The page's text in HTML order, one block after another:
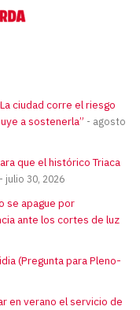
ciudad corre el riesgo
a sostenerla”
agosto
que el histórico Triaca
julio 30, 2026
se apague por
ante los cortes de luz
(Pregunta para Pleno-
en verano el servicio de